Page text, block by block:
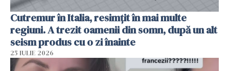
Cutremur în Italia, resimțit în mai multe
regiuni. A trezit oamenii din somn, după un alt
seism produs cu o zi înainte
25 IULIE 2026